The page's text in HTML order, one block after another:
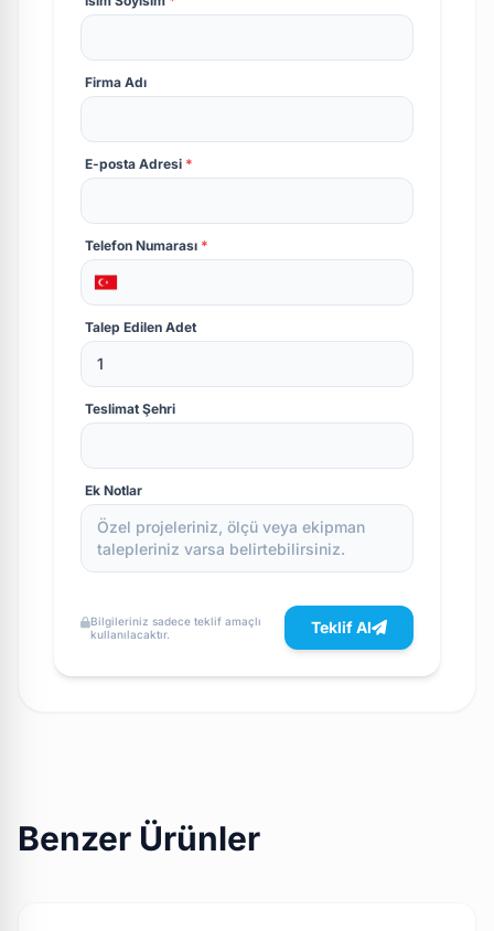
Firma Adı
E-posta Adresi *
Telefon Numarası *
Talep Edilen Adet
Teslimat Şehri
Ek Notlar
Bilgileriniz sadece teklif amaçlı
kullanılacaktır.
Teklif Al
Benzer Ürünler